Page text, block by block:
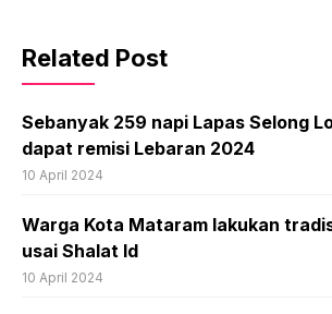
Related Post
Sebanyak 259 napi Lapas Selong
dapat remisi Lebaran 2024
10 April 2024
Warga Kota Mataram lakukan
usai Shalat Id
10 April 2024